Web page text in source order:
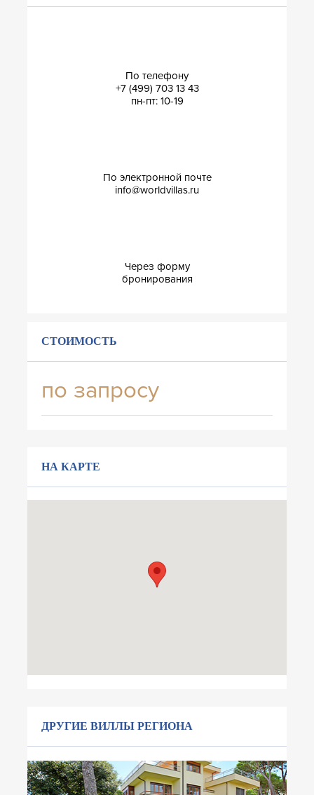
По телефону
+7 (499) 703 13 43
пн-пт: 10-19
По электронной почте
info@worldvillas.ru
Через форму
бронирования
СТОИМОСТЬ
по запросу
НА КАРТЕ
ДРУГИЕ ВИЛЛЫ РЕГИОНА